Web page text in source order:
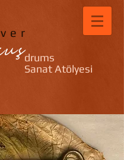
drums
Sanat Atölyesi